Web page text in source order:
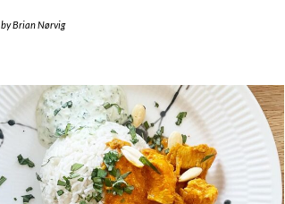
byBrian Nørvig